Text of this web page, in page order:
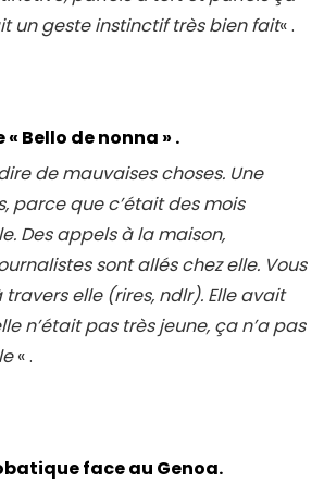
un geste instinctif très bien fait« .
Bello de nonna » .
de mauvaises choses. Une
parce que c’était des mois
Des appels à la maison,
sont allés chez elle. Vous
travers elle (rires, ndlr). Elle avait
n’était pas très jeune, ça n’a pas
« .
face au Genoa.